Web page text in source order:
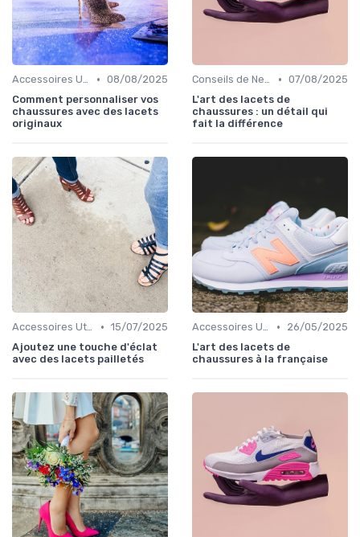
Accessoires Utiles • 08/08/2025
Comment personnaliser vos
chaussures avec des lacets
originaux
Conseils de Nettoyage • 07/08/2025
L'art des lacets de
chaussures : un détail qui
fait la différence
Accessoires Utiles • 15/07/2025
Ajoutez une touche d'éclat
avec des lacets pailletés
Accessoires Utiles •
26/05/2025
L'art des lacets de
chaussures à la française